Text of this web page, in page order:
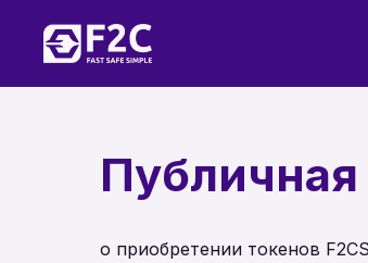
о приобретении токенов